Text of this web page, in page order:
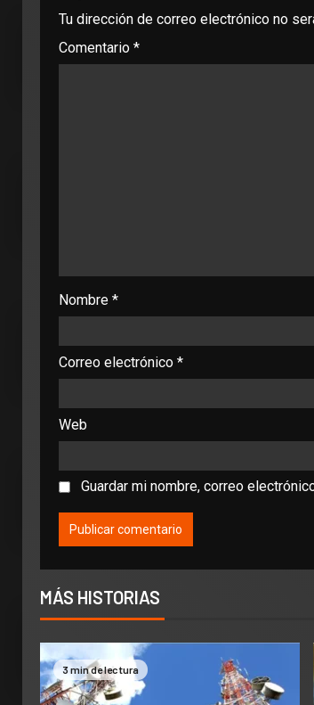
Tu dirección de correo electrónico no
Comentario *
Nombre *
Correo electrónico *
Web
Guardar mi nombre, correo
MÁS HISTORIAS
3 min de lectura